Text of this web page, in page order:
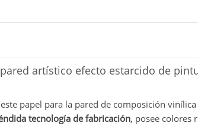
artístico efecto estarcido de
papel para la pared de composición
tecnología de fabricación, posee colores